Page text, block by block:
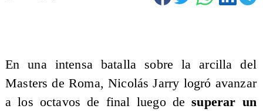
En una intensa batalla sobre la arcilla del
Masters de Roma, Nicolás Jarry logró avanzar
a los octavos de final luego desuperar un